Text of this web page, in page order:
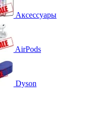
Аксессуары
AirPods
Dyson